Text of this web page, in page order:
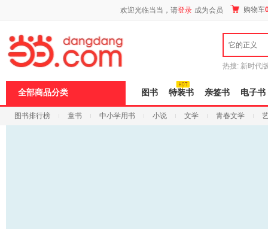
欢迎光临当当，请登录 成为会员 购物车
它的正义
热搜: 新时代
全部商品分类 图书 特装书 亲签书 电子书
图书排行榜 童书 中小学用书 小说 文学 青春文学
页